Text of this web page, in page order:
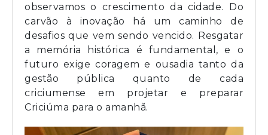
observamos o crescimento da cidade. Do
carvão à inovação há um caminho de
desafios que vem sendo vencido. Resgatar
a memória histórica é fundamental, e o
futuro exige coragem e ousadia tanto da
gestão pública quanto de cada
criciumense em projetar e preparar
Criciúma para o amanhã.